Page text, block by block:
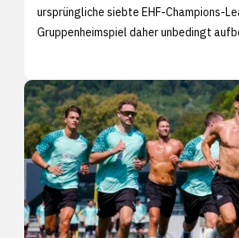
ursprüngliche siebte EHF-Champions-
Gruppenheimspiel daher unbedingt